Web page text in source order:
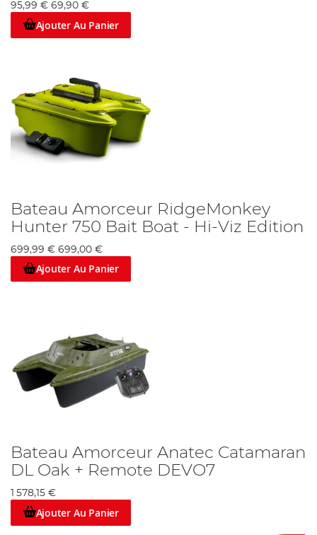
95,99 € 69,90 €
Ajouter Au Panier
Bateau Amorceur RidgeMonkey
Hunter 750 Bait Boat - Hi-Viz Edition
699,99 € 699,00 €
Ajouter Au Panier
Bateau Amorceur Anatec Catamaran
DL Oak + Remote DEVO7
1 578,15 €
Ajouter Au Panier